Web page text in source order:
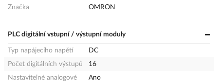
Značka OMRON
PLC digitální vstupní / výstupní moduly
Typ napájecího napětí
DC
Počet digitálních výstupů
16
Nastavitelné analogové
Ano